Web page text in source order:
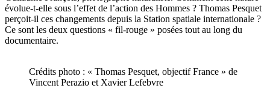
évolue-t-elle sous l’effet de l’action des Hommes ? Thomas Pesquet
perçoit-il ces changements depuis la Station spatiale internationale ?
Ce sont les deux questions « fil-rouge » posées tout au long du
documentaire.
Crédits photo : « Thomas Pesquet, objectif France » de
Vincent Perazio et Xavier Lefebvre